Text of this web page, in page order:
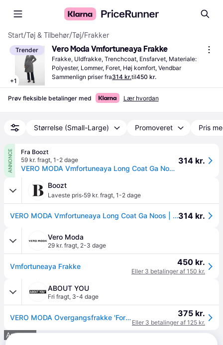
Start/Tøj & Tilbehør/Tøj/Frakker
Trender
+1
Vero Moda Vmfortuneaya Frakke
Frakke, Uldfrakke, Trenchcoat, Ensfarvet, Materiale:
Polyester, Lommer, Foret, Høj komfort, Vendbar
Sammenlign priser fra314 kr.til450 kr.
Prøv fleksible betalinger med Lær hvordan
Størrelse (Small-Large) Promoveret Pris
ANNONCE
Fra Boozt
59 kr. fragt, 1-2 dage
VERO MODA Vmfortuneaya Long Coat Ga Noos | Grey | S
314 kr.
Boozt
Laveste pris·59 kr. fragt, 1-2 dage
VERO MODA Vmfortuneaya Long Coat Ga Noos | Grey | S314 kr.
Vero Moda
29 kr. fragt, 2-3 dage
Vmfortuneaya Frakke 450 kr.
Eller 3 betalinger af 150 kr.
ABOUT YOU
Fri fragt, 3-4 dage
VERO MODA Overgangsfrakke 'Fortuneaya' grå 375 kr.
Eller 3 betalinger af 125 kr.
Annonce